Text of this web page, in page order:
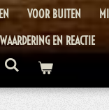
VOOR BUITEN
WAARDERING EN REACTIE